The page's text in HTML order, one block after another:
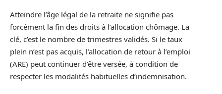
Atteindre l’âge légal de la retraite ne signifie pas
forcément la fin des droits à l’allocation chômage. La
clé, c’est le nombre de trimestres validés. Si le taux
plein n’est pas acquis, l’allocation de retour à l’emploi
(ARE) peut continuer d’être versée, à condition de
respecter les modalités habituelles d’indemnisation.